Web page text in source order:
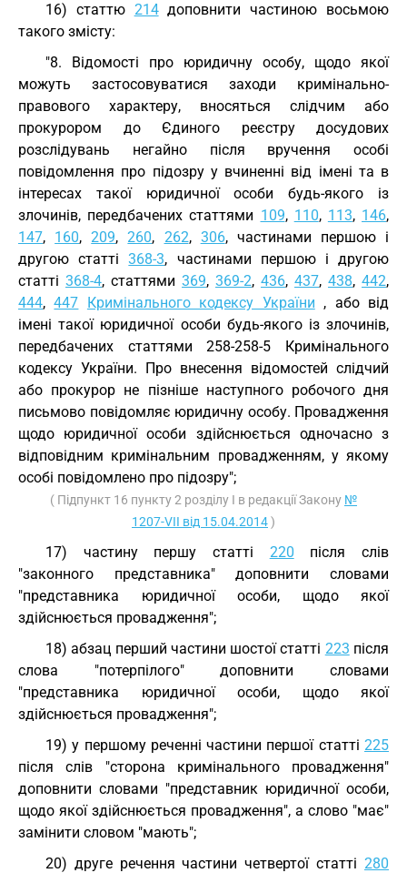
16) статтю 214доповнити частиною восьмою
такого змісту:
"8. Відомості про юридичну особу, щодо якої
можуть застосовуватися заходи кримінально-
правового характеру, вносяться слідчим або
прокурором до Єдиного реєстру досудових
розслідувань негайно після вручення особі
повідомлення про підозру у вчиненні від імені та в
інтересах такої юридичної особи будь-якого із
злочинів, передбачених статтями 109, 110, 113, 146,
147, 160,209,260, 262, 306, частинами першою і
другою статті368-3, частинами першою і другою
статті 368-4, статтями 369, 369-2, 436, 437, 438, 442,
444,447 Кримінального кодексу України , або від
імені такої юридичної особи будь-якого із злочинів,
передбачених статтями 258-258-5 Кримінального
кодексу України. Про внесення відомостей слідчий
або прокурор не пізніше наступного робочого дня
письмово повідомляє юридичну особу. Провадження
щодо юридичної особи здійснюється одночасно з
відповідним кримінальним провадженням, у якому
особі повідомлено про підозру";
( Підпункт 16 пункту 2 розділу I в редакції Закону №
1207-VII від 15.04.2014)
17) частину першу статті 220 після слів
"законного представника" доповнити словами
"представника юридичної особи, щодо якої
здійснюється провадження";
18) абзац перший частини шостої статті 223 після
слова "потерпілого" доповнити словами
"представника юридичної особи, щодо якої
здійснюється провадження";
19) у першому реченні частини першої статті 225
після слів "сторона кримінального провадження"
доповнити словами "представник юридичної особи,
щодо якої здійснюється провадження", а слово "має"
замінити словом "мають";
20) друге речення частини четвертої статті 280